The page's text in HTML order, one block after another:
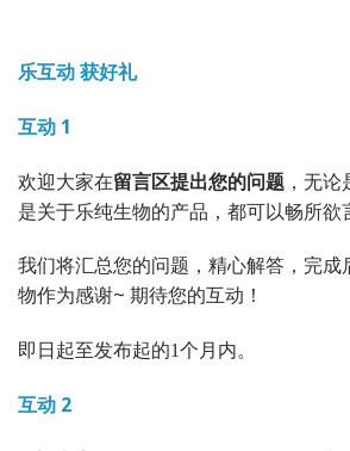
乐互动 获好礼
互动 1
欢迎大家在留言区提出您的问题 ，无
是关于乐纯生物的产品，都可以畅所欲
我们将汇总您的问题，精心解答，完成
物作为感谢~ 期待您的互动！
即日起至发布起的1个月内。
互动 2